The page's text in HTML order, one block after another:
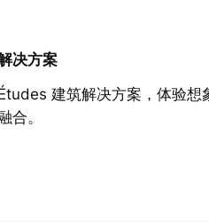
决方案
建筑解决方案，体验想
合。